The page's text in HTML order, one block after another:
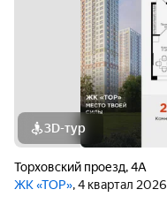
3D-тур
Торховский проезд,4А
ЖК «ТОР», 4 квартал 2026